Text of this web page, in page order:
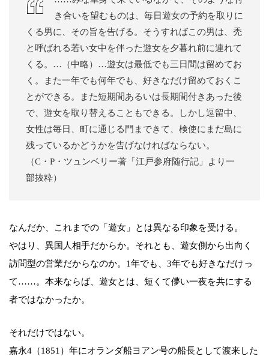
き合いを望むものは、毎日遊女の予約を取りに
くる男に、その旨を告げる。そうすればこの男は、禿
と呼ばれる若い女中を伴った遊女を夕暮れ前に連れて
くる。…（中略）…遊女は最低でも三日間は留めてお
く。また一年でも何年でも、好きなだけ留めておくこ
とができる。また短期間あるいは長期間付きあった後
で、遊女を取り替えることもできる。しかし逗留中、
女性は毎日、町に通じる門まできて、検使にまだ島に
残っているかどうかを告げなければならない。
（C・P・ツュンベリー著「江戸参府随行記」より一
部抜粋）
なんだか、これまでの「遊女」とは異なる印象を受ける。
やはり、異国人相手だからか。それとも、遊女側から出向く
訪問型の営業だからなのか。1年でも、3年でも好きなだけっ
て……。本来ならば、遊女とは、短くて儚い一夜を共にする
者ではなかったか。
それだけではない。
嘉永4（1851）年にオランダ船ヨアン号の船長として渡来した